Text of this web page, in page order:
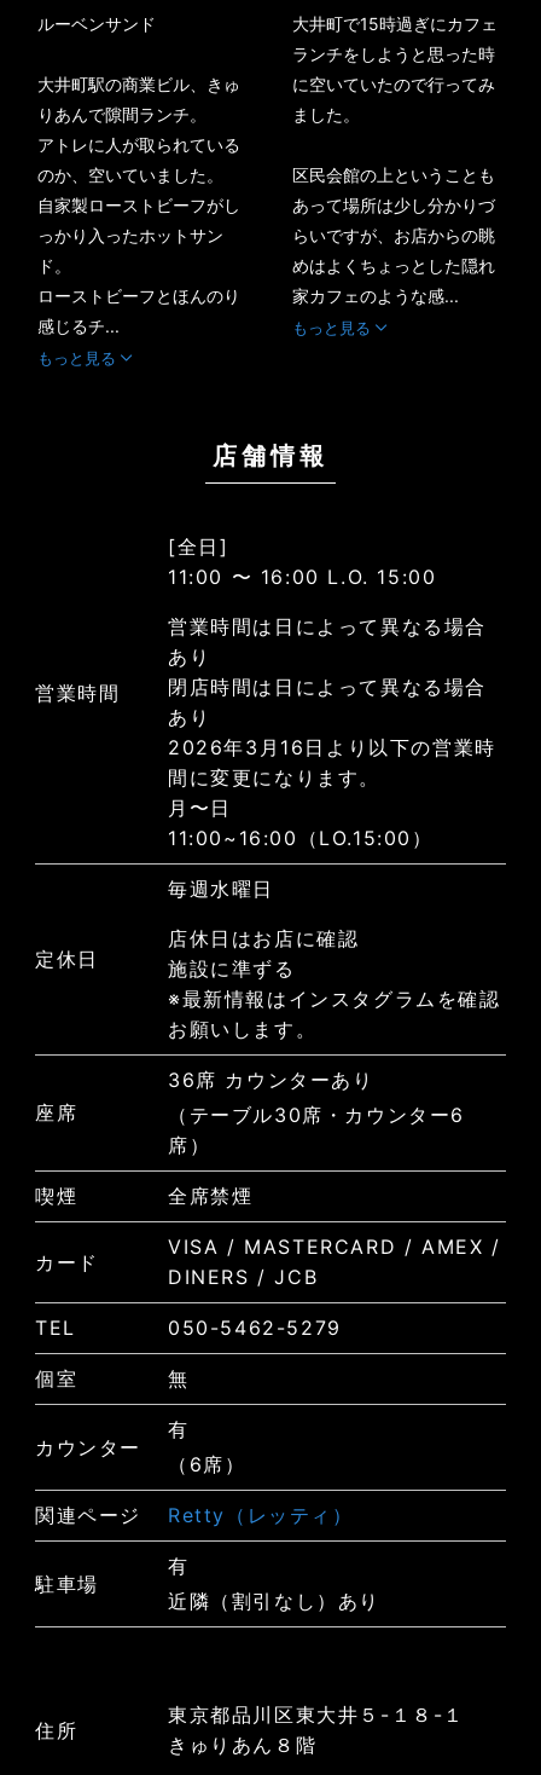
ルーベンサンド
大井町駅の商業ビル、きゅ
りあんで隙間ランチ。
アトレに人が取られている
のか、空いていました。
自家製ローストビーフがし
っかり入ったホットサン
ド。
ローストビーフとほんのり
感じるチ...
もっと見る
大井町で15時過ぎにカフェ
ランチをしようと思った時
に空いていたので行ってみ
ました。
区民会館の上ということも
あって場所は少し分かりづ
らいですが、お店からの眺
めはよくちょっとした隠れ
家カフェのような感...
もっと見る
店舗情報
営業時間
[全日]
11:00 〜 16:00 L.O. 15:00
営業時間は日によって異なる場合
あり
閉店時間は日によって異なる場合
あり
2026年3月16日より以下の営業時
間に変更になります。
月〜日
11:00~16:00（LO.15:00）
定休日
毎週水曜日
店休日はお店に確認
施設に準ずる
※最新情報はインスタグラムを確認
お願いします。
座席
36席 カウンターあり
（テーブル30席・カウンター6
席）
喫煙 全席禁煙
カード
VISA / MASTERCARD / AMEX /
DINERS / JCB
TEL 050-5462-5279
個室 無
カウンター
有
（6席）
関連ページ Retty（レッティ）
駐車場
有
近隣（割引なし）あり
住所
東京都品川区東大井５-１８-１
きゅりあん８階